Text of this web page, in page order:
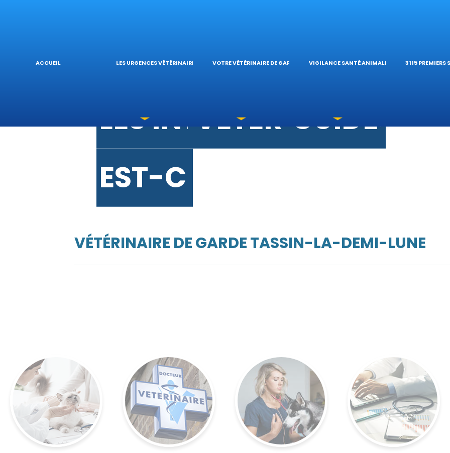
ACCUEIL LES URGENCES VÉTÉRINAIRES
URGENCES
LES INTOXICATIONS
EST-CE UNE URGENCE?
VOTRE VÉTÉRINAIRE DE GARDE
L’HÔPITAL
VÉTÉRINAIRES DU
VIGILANCE SANTÉ ANIMALE
GUIDES
3115 PREMIERS
VÉTÉRINAIRE DE GARDE TASSIN-LA-DEMI-LUNE